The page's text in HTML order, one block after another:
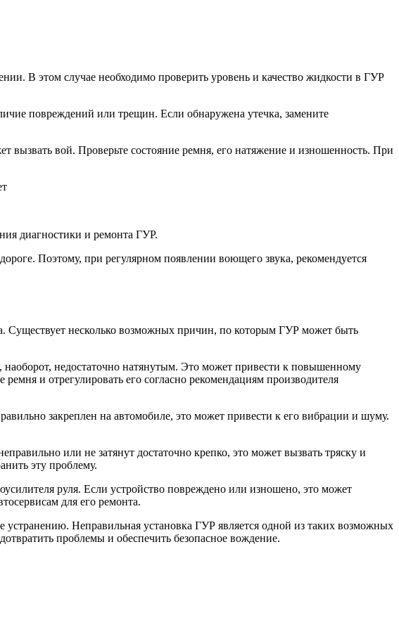
В этом случае необходимо проверить уровень и качество жидкости в ГУР
повреждений или трещин. Если обнаружена утечка, замените
вызвать вой. Проверьте состояние ремня, его натяжение и изношенность. При
диагностики и ремонта ГУР.
Поэтому, при регулярном появлении воющего звука, рекомендуется
Существует несколько возможных причин, по которым ГУР может быть
недостаточно натянутым. Это может привести к повышенному
и отрегулировать его согласно рекомендациям производителя
закреплен на автомобиле, это может привести к его вибрации и шуму.
или не затянут достаточно крепко, это может вызвать тряску и
эту проблему.
руля. Если устройство повреждено или изношено, это может
для его ремонта.
Неправильная установка ГУР является одной из таких возможных
проблемы и обеспечить безопасное вождение.